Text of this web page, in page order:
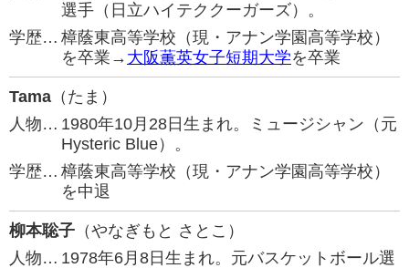
選手（日立ハイテククーガーズ）。
学歴… 樟蔭東高等学校（現・アナン学園高等学校）
を卒業→ 大阪薫英女子短期大学を卒業
Tama （たま）
人物… 1980年10月28日生まれ。ミュージシャン（元
Hysteric Blue）。
学歴… 樟蔭東高等学校（現・アナン学園高等学校）
を中退
柳本聡子 （やなぎもと さとこ）
人物… 1978年6月8日生まれ。元バスケットボール選